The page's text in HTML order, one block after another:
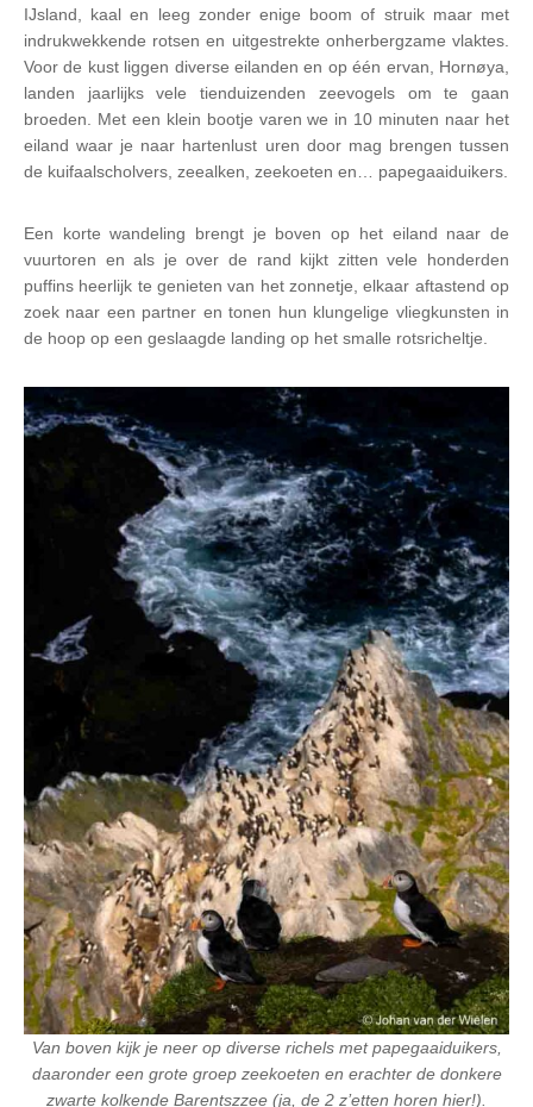
IJsland, kaal en leeg zonder enige boom of struik maar met
indrukwekkende rotsen en uitgestrekte onherbergzame vlaktes.
Voor de kust liggen diverse eilanden en op één ervan, Hornøya,
landen jaarlijks vele tienduizenden zeevogels om te gaan
broeden. Met een klein bootje varen we in 10 minuten naar het
eiland waar je naar hartenlust uren door mag brengen tussen
de kuifaalscholvers, zeealken, zeekoeten en… papegaaiduikers.
Een korte wandeling brengt je boven op het eiland naar de
vuurtoren en als je over de rand kijkt zitten vele honderden
puffins heerlijk te genieten van het zonnetje, elkaar aftastend op
zoek naar een partner en tonen hun klungelige vliegkunsten in
de hoop op een geslaagde landing op het smalle rotsricheltje.
Van boven kijk je neer op diverse richels met papegaaiduikers,
daaronder een grote groep zeekoeten en erachter de donkere
zwarte kolkende Barentszzee (ja, de 2 z’etten horen hier!).